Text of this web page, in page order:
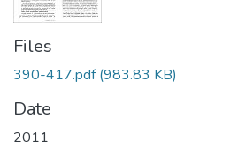
Files
390-417.pdf(983.83 KB)
Date
2011